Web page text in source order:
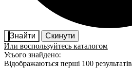
Знайти
Скинути
Или воспользуйтесь каталогом
Усього знайдено:
Відображаються перші 100 результатів